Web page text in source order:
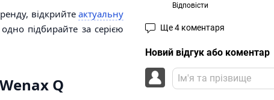
відкрийте актуальну
підбирайте за серією
Q
Відповісти
Ще 4 коментаря
Новий відгук або коментар